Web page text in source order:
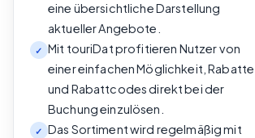
eine übersichtliche Darstellung
aktueller Angebote.
✓
Mit touriDat profitieren Nutzer von
einer einfachen Möglichkeit, Rabatte
und Rabattcodes direkt bei der
Buchung einzulösen.
✓
Das Sortiment wird regelmäßig mit